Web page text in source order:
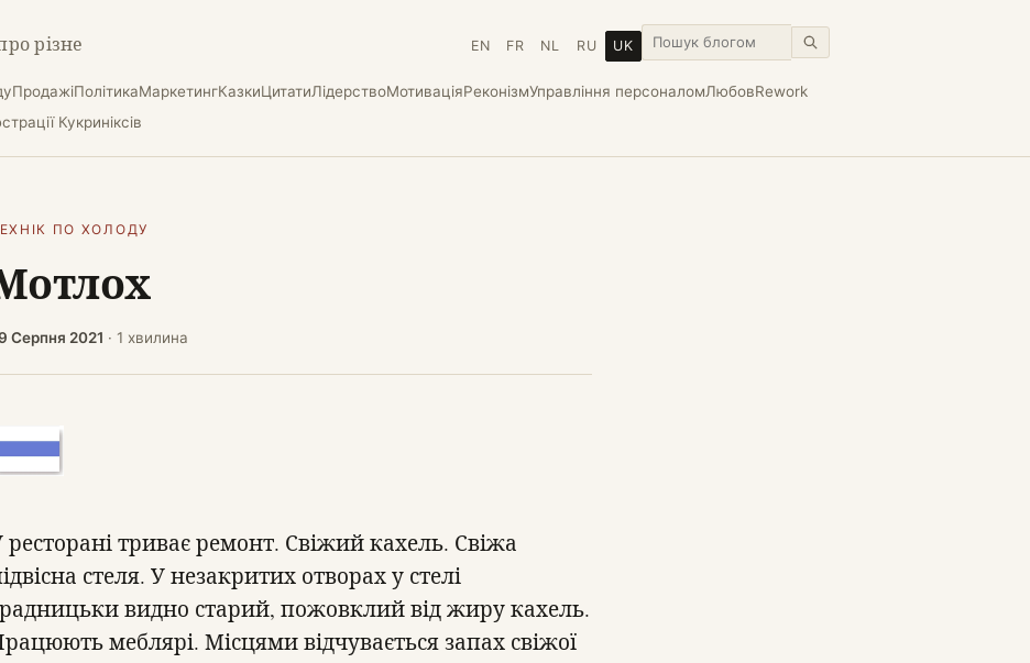
різне EN FR NL RU UK
ПродажіПолітикаМаркетингКазкиЦитатиЛідерствоМотиваціяРеконізмУправління персоналомЛюбовRework
Кукриніксів
ПО ХОЛОДУ
Серпня 2021 · 1 хвилина
ресторані триває ремонт. Свіжий кахель. Свіжа
стеля. У незакритих отворах у стелі
видно старий, пожовклий від жиру кахель.
меблярі. Місцями відчувається запах свіжої